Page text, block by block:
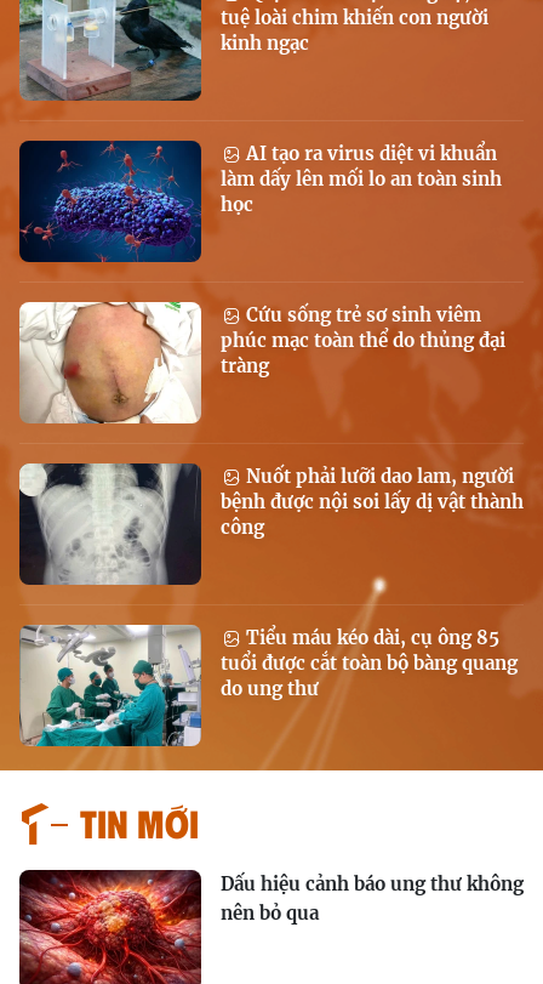
tuệ loài chim khiến con người
kinh ngạc
AI tạo ra virus diệt vi khuẩn
làm dấy lên mối lo an toàn sinh
học
Cứu sống trẻ sơ sinh viêm
phúc mạc toàn thể do thủng đại
tràng
Nuốt phải lưỡi dao lam, người
bệnh được nội soi lấy dị vật thành
công
Tiểu máu kéo dài, cụ ông 85
tuổi được cắt toàn bộ bàng quang
do ung thư
Tin mới
Dấu hiệu cảnh báo ung thư không
nên bỏ qua